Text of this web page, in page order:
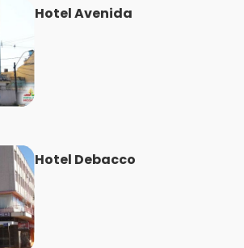
Hotel Avenida
Hotel Debacco